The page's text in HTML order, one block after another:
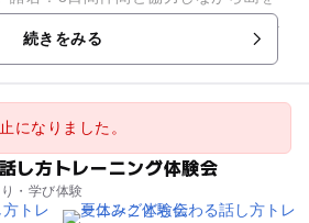
する「いえしま探検隊」に任命す
続きをみる
になりました。
し方トレーニング体験会
・学び体験